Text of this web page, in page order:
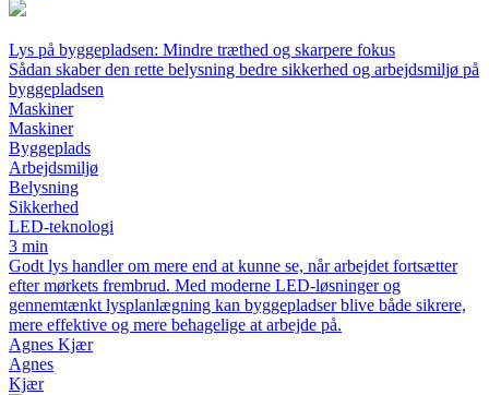
Lys på byggepladsen: Mindre træthed og skarpere fokus
Sådan skaber den rette belysning bedre sikkerhed og arbejdsmiljø på
byggepladsen
Maskiner
Maskiner
Byggeplads
Arbejdsmiljø
Belysning
Sikkerhed
LED-teknologi
3 min
Godt lys handler om mere end at kunne se, når arbejdet fortsætter
efter mørkets frembrud. Med moderne LED-løsninger og
gennemtænkt lysplanlægning kan byggepladser blive både sikrere,
mere effektive og mere behagelige at arbejde på.
Agnes Kjær
Agnes
Kjær